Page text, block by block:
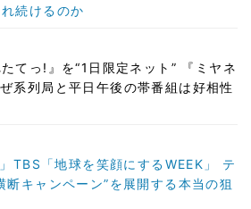
続けるのか
てっ!』を“1日限定ネット” 『ミヤネ
系列局と平日午後の帯番組は好相性
TBS「地球を笑顔にするWEEK」 テ
断キャンペーン”を展開する本当の狙